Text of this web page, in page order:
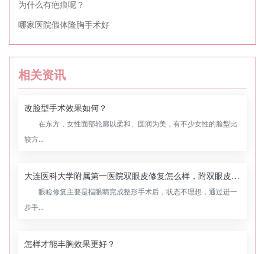
为什么有疤痕呢？
哪家医院假体隆胸手术好
相关资讯
改脸型手术效果如何？
在东方，女性面部轮廓以柔和、圆润为美，有不少女性的脸型比
较方...
大连医科大学附属第一医院双眼皮修复怎么样，附双眼皮修复案例
眼睑修复主要是指眼睛完成整形手术后，状态不理想，通过进一
步手...
怎样才能丰胸效果更好？